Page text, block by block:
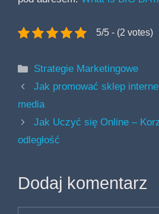
5/5 - (2 votes)
Kategorie
Strategie Marketingowe
Jak promować sklep
media
Jak Uczyć się Online –
odległość
Dodaj komentarz